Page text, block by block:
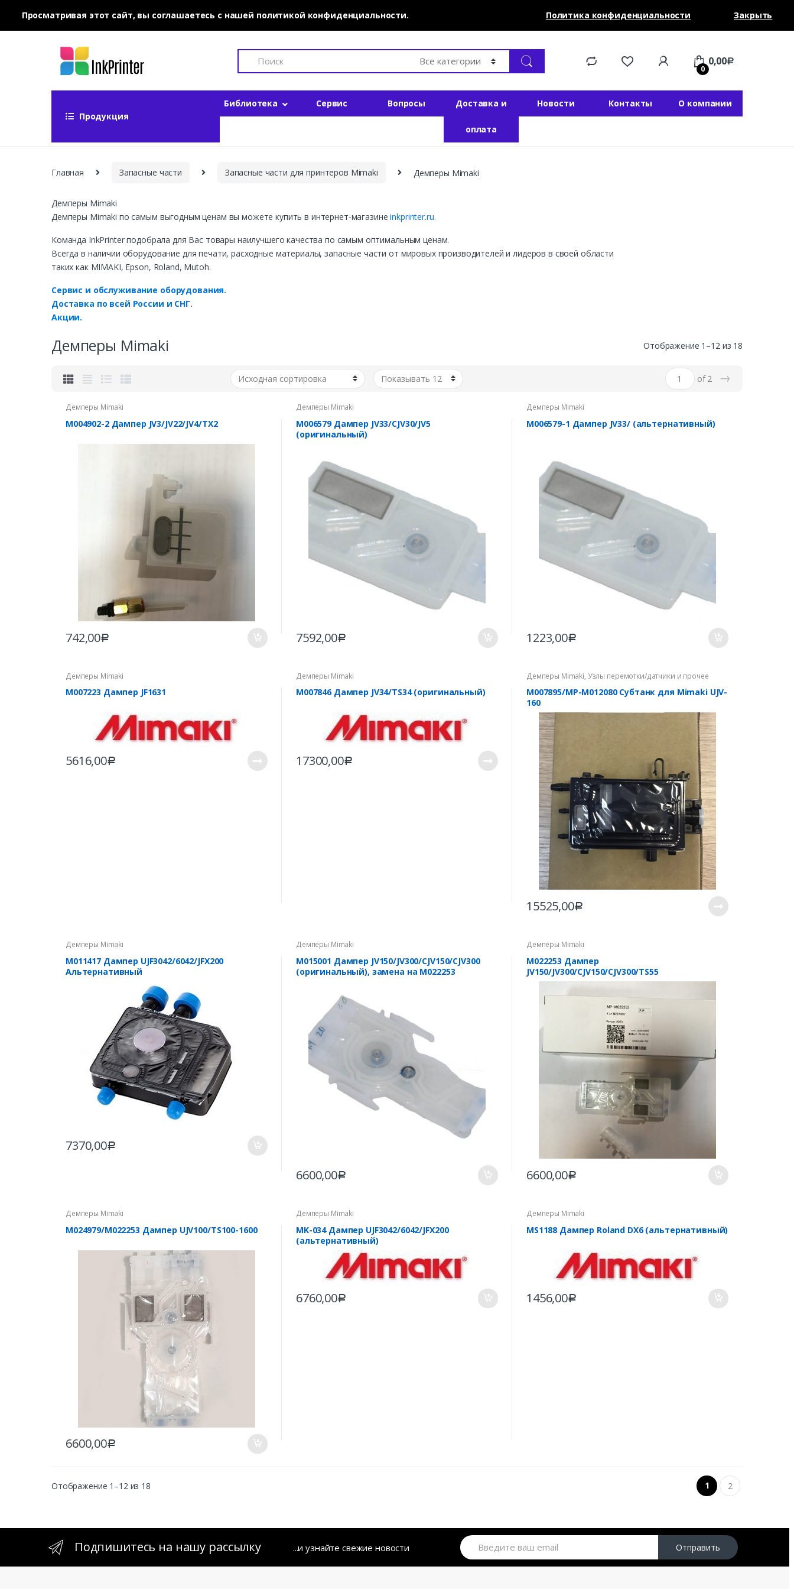
Skip to navigation
Skip to content
S
a
h
f
:
0
0,00Р
Продукция
Библиотека Сервис Вопросы Доставка и
оплата
Новости Контакты О компании
Главная Запасные части Запасные части для принтеров Mimaki Демперы Mimaki
Демперы Mimaki
Демперы Mimaki по самым выгодным ценам вы можете купить в интернет-магазинеinkprinter.ru.
Команда InkPrinter подобрала для Вас товары наилучшего качества по самым оптимальным ценам.
Всегда в наличии оборудование для печати, расходные материалы, запасные части от мировых производителей и лидеров в своей области
таких как MIMAKI, Epson, Roland, Mutoh.
Сервис и обслуживание оборудования.
Доставка по всей России и СНГ.
Акции.
Демперы Mimaki Отображение 1–12 из 18
of 2 →
Демперы Mimaki
M004902-2 Дампер JV3/JV22/JV4/TX2
742,00Р
Демперы Mimaki
M006579 Дампер JV33/CJV30/JV5
(оригинальный)
7592,00Р
Демперы Mimaki
M006579-1 Дампер JV33/ (альтернативный)
1223,00Р
Демперы Mimaki
M007223 Дампер JF1631
5616,00Р
Демперы Mimaki
M007846 Дампер JV34/TS34 (оригинальный)
17300,00Р
Демперы Mimaki, Узлы перемотки/датчики и прочее
Mimaki
M007895/MP-M012080 Субтанк для Mimaki UJV-
160
15525,00Р
Демперы Mimaki
M011417 Дампер UJF3042/6042/JFX200
Альтернативный
7370,00Р
Демперы Mimaki
M015001 Дампер JV150/JV300/CJV150/CJV300
(оригинальный), замена на M022253
6600,00Р
Демперы Mimaki
M022253 Дампер
JV150/JV300/CJV150/CJV300/TS55
(оригинальный, версия 2)
6600,00Р
Демперы Mimaki
M024979/M022253 Дампер UJV100/TS100-1600
6600,00Р
Демперы Mimaki
MK-034 Дампер UJF3042/6042/JFX200
(альтернативный)
6760,00Р
Демперы Mimaki
MS1188 Дампер Roland DX6 (альтернативный)
1456,00Р
Отображение 1–12 из 18 1 2
Подпишитесь на нашу рассылку ...и узнайте свежие новости Отправить
Просматривая этот сайт, вы соглашаетесь с нашей политикой конфиденциальности. Политика конфиденциальности Закрыть